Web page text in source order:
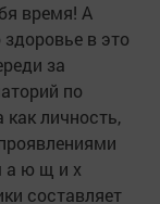
время! А
в это
за
по
как личность,
а ю щ и х
составля­ет